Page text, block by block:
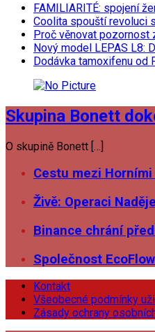
FAMILIARITÉ: spojení
Coolita spouští revoluci
Proč věnovat pozornost
Nový model LEPAS L8:
Dodávka tamoxifenu od
Skupina Bonett
O skupině Bonett […]
Cestu mezi
Živě: Operaci
Binance chrání
Společnost
Kontakt
Všeobecné podmínky
Zásady ochrany